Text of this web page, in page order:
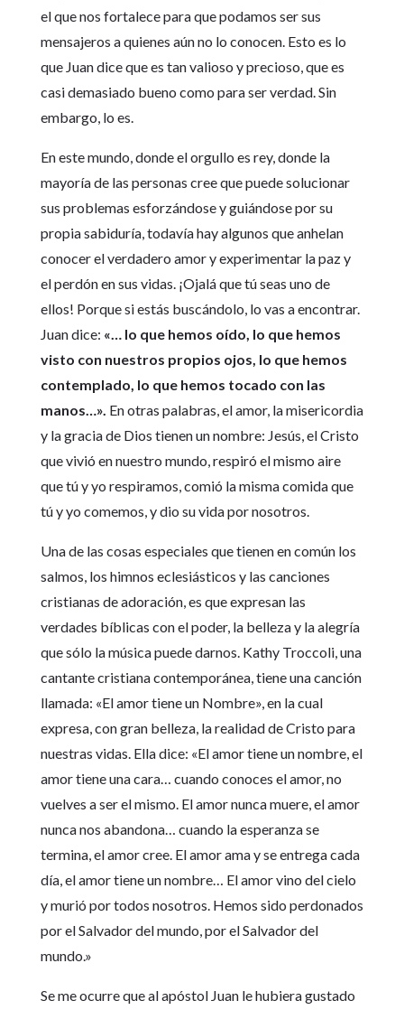
el que nos fortalece para que podamos ser sus
mensajeros a quienes aún no lo conocen. Esto es lo
que Juan dice que es tan valioso y precioso, que es
casi demasiado bueno como para ser verdad. Sin
embargo, lo es.
En este mundo, donde el orgullo es rey, donde la
mayoría de las personas cree que puede solucionar
sus problemas esforzándose y guiándose por su
propia sabiduría, todavía hay algunos que anhelan
conocer el verdadero amor y experimentar la paz y
el perdón en sus vidas. ¡Ojalá que tú seas uno de
ellos! Porque si estás buscándolo, lo vas a encontrar.
Juan dice: «… lo que hemos oído, lo que hemos
visto con nuestros propios ojos, lo que hemos
contemplado, lo que hemos tocado con las
manos…». En otras palabras, el amor, la misericordia
y la gracia de Dios tienen un nombre: Jesús, el Cristo
que vivió en nuestro mundo, respiró el mismo aire
que tú y yo respiramos, comió la misma comida que
tú y yo comemos, y dio su vida por nosotros.
Una de las cosas especiales que tienen en común los
salmos, los himnos eclesiásticos y las canciones
cristianas de adoración, es que expresan las
verdades bíblicas con el poder, la belleza y la alegría
que sólo la música puede darnos. Kathy Troccoli, una
cantante cristiana contemporánea, tiene una canción
llamada: «El amor tiene un Nombre», en la cual
expresa, con gran belleza, la realidad de Cristo para
nuestras vidas. Ella dice: «El amor tiene un nombre, el
amor tiene una cara… cuando conoces el amor, no
vuelves a ser el mismo. El amor nunca muere, el amor
nunca nos abandona… cuando la esperanza se
termina, el amor cree. El amor ama y se entrega cada
día, el amor tiene un nombre… El amor vino del cielo
y murió por todos nosotros. Hemos sido perdonados
por el Salvador del mundo, por el Salvador del
mundo.»
Se me ocurre que al apóstol Juan le hubiera gustado